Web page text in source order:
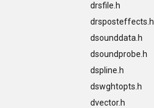
drsfile.h
drsposteffects.h
dsounddata.h
dsoundprobe.h
dspline.h
dswghtopts.h
dvector.h